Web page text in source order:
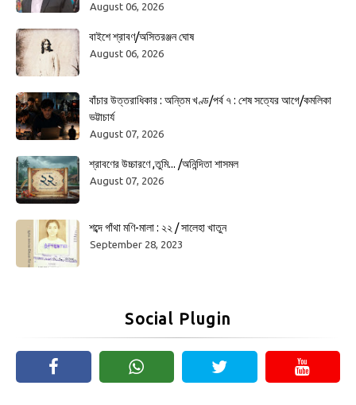
August 06, 2026
বাইশে শ্রাবণ/অসিতরঞ্জন ঘোষ
August 06, 2026
বাঁচার উত্তরাধিকার : অন্তিম খণ্ড/পর্ব ৭ : শেষ সত্যের আগে/কমলিকা
ভট্টাচার্য
August 07, 2026
শ্রাবণের উচ্চারণে ,তুমি... /অনিন্দিতা শাসমল
August 07, 2026
শব্দে গাঁথা মণি-মালা : ২২ / সালেহা খাতুন
September 28, 2023
Social Plugin